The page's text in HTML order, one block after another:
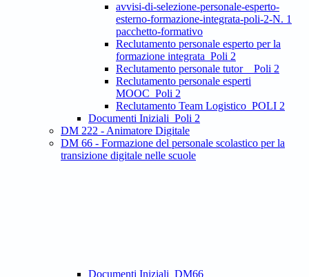
avvisi-di-selezione-personale-esperto-
esterno-formazione-integrata-poli-2-N. 1
pacchetto-formativo
Reclutamento personale esperto per la
formazione integrata_Poli 2
Reclutamento personale tutor _ Poli 2
Reclutamento personale esperti
MOOC_Poli 2
Reclutamento Team Logistico_POLI 2
Documenti Iniziali_Poli 2
DM 222 - Animatore Digitale
DM 66 - Formazione del personale scolastico per la
transizione digitale nelle scuole
Documenti Iniziali_DM66